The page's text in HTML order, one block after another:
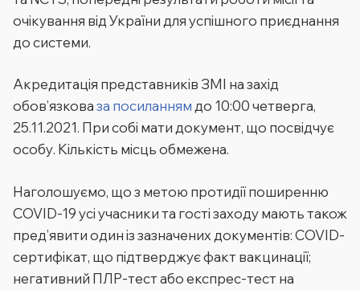
очікування від України для успішного приєднання
до системи.
Акредитація представників ЗМІ на захід
обов’язковаза посиланням до 10:00 четверга,
25.11.2021. При собі мати документ, що посвідчує
особу. Кількість місць обмежена.
Наголошуємо, що з метою протидії поширенню
COVID-19 усі учасники та гості заходу мають також
пред’явити один із зазначених документів: COVID-
сертифікат, що підтверджує факт вакцинації;
негативний ПЛР-тест або експрес-тест на